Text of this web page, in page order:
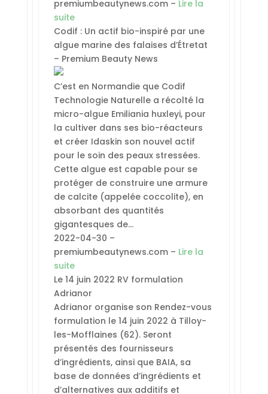
premiumbeautynews.com – Lire la
suite
Codif : Un actif bio-inspiré par une
algue marine des falaises d’Étretat
– Premium Beauty News
C’est en Normandie que Codif
Technologie Naturelle a récolté la
micro-algue Emiliania huxleyi, pour
la cultiver dans ses bio-réacteurs
et créer Idaskin son nouvel actif
pour le soin des peaux stressées.
Cette algue est capable pour se
protéger de construire une armure
de calcite (appelée coccolite), en
absorbant des quantités
gigantesques de…
2022-04-30 –
premiumbeautynews.com – Lire la
suite
Le 14 juin 2022 RV formulation
Adrianor
Adrianor organise son Rendez-vous
formulation le 14 juin 2022 à Tilloy-
les-Mofflaines (62). Seront
présentés des fournisseurs
d’ingrédients, ainsi que BAIA, sa
base de données d’ingrédients et
d’alternatives aux additifs et